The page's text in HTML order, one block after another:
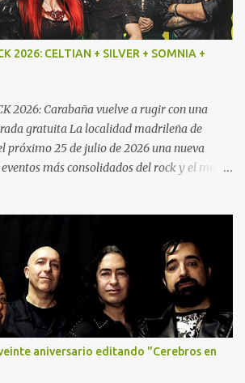
este mismo motivo Txus Tankian mantuvo
sus componentes Jako Caballero (voz y
(guitarra) que es la nueva incorporación en
también participó Boro Guardiola a la
así su etapa con la banda.
2026: CELTIAN + SILVER + SOMNIA +
2026: Carabaña vuelve a rugir con una
gratuita La localidad madrileña de
próximo 25 de julio de 2026 una nueva
más consolidados del rock y el metal
manteniendo además una de sus
valoradas por el público: la entrada
aniversario editando "Cerebros en